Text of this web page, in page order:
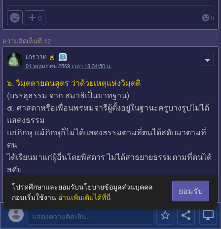
 0 0
ความคิดเห็นที่ 12
เถรวาท
01 พฤษภาคม 2569 เวลา 13:34:50 น.
๖. วิมุตตายตนสูตร ว่าด้วยเหตุแห่งวิมุตติ
(บรรลุธรรม จาก สมาธิเป็นบาทฐาน)
๕. ศาสดาหรือเพื่อนพรหมจารีผู้ตั้งอยู่ในฐานะครูบางรูปไม่ได้
แสดงธรรม
แก่ภิกษุ แม้ภิกษุก็ไม่ได้แสดงธรรมตามที่ตนได้สดับมาตามที่
ตน
ได้เรียนมาแก่ผู้อื่นโดยพิสดาร ไม่ได้สาธยายธรรมตามที่ตนได้
สดับ
มาตามที่ตนได้เรียนมาโดยพิสดาร และไม่ได้ตรึกตามตรอง
ตามเพ่ง
แต่เธอ
แสดงความคิดเห็น...
โปรดศึกษาและยอมรับนโยบายข้อมูลส่วนบุคคล
ก่อนเริ่มใช้งาน อ่านเพิ่มเติมได้ที่นี่
ยอมรับ